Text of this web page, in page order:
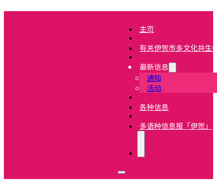
主页
有关伊贺市多文化共生
最新信息
通知
活动
各种信息
多语种信息报「伊贺」